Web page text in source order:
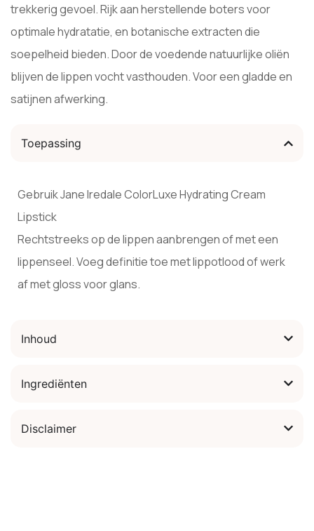
trekkerig gevoel. Rijk aan herstellende boters voor
optimale hydratatie, en botanische extracten die
soepelheid bieden. Door de voedende natuurlijke oliën
blijven de lippen vocht vasthouden. Voor een gladde en
satijnen afwerking.
Toepassing
Gebruik Jane Iredale ColorLuxe Hydrating Cream
Lipstick
Rechtstreeks op de lippen aanbrengen of met een
lippenseel. Voeg definitie toe met lippotlood of werk
af met gloss voor glans.
Inhoud
Ingrediënten
Disclaimer